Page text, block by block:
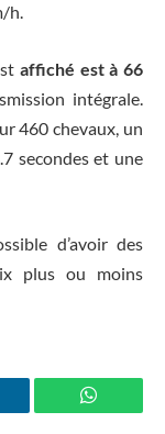
h.
affiché est à 66
intégrale.
460 chevaux, un
secondes et une
d’avoir des
plus ou moins